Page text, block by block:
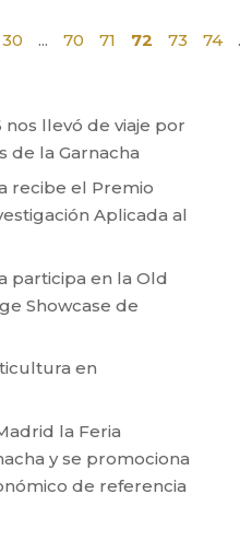
30 ... 70 71 72 73 74
nos llevó de viaje por
de la Garnacha
recibe el Premio
Aplicada al
participa en la Old
Showcase de
en
la Feria
y se promociona
de referencia